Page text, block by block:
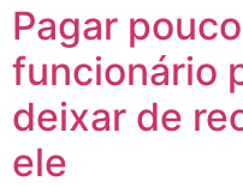
Pagar
funcionário
deixar de
ele